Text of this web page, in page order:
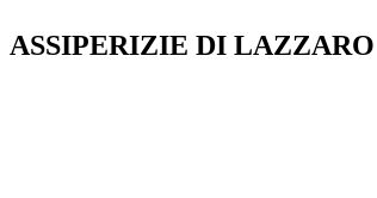
ASSIPERIZIE DI